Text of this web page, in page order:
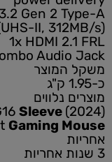
Gen 2 Type-A
II, 312MB/s)
1x HDMI 2.1 FRL
Audio Jack
משקל המוצר
כ-1.95 ק"ג
מוצרים נלווים
Sleeve (2024)
Gaming Mouse
אחריות
3 שנות אחריות